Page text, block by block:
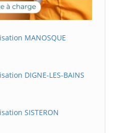
MANOSQUE
DIGNE-LES-BAINS
SISTERON